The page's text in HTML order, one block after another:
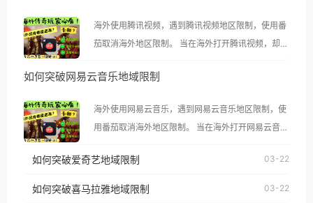
海外使用腾讯视频，遇到腾讯视频地区限制，使用番
茄取消海外地区限制。 当在海外打开腾讯视频，却突
示语。 海外用户如香港、澳门、台湾、美国、加拿
像其他音乐平台一样，出现地区及版权限制问题，且
仅能在中国大陆地区播放。 遇到这个问题的朋友们，
台湾、美国、加拿大、澳大利亚、欧洲等国家和地区
如何突破网易云音乐地域限制
海外使用网易云音乐，遇到网易云音乐地区限制，使
用番茄取消海外地区限制。 当在海外打开网易云音
播放”的提示语。 海外用户如香港、澳门、台湾、美
如何突破爱奇艺地域限制 03-22
如何突破喜马拉雅地域限制 03-22